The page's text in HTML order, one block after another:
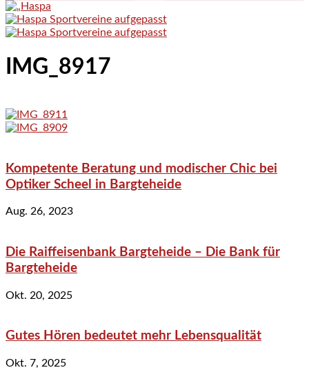
IMG_8917
Kompetente Beratung und modischer Chic bei
Optiker Scheel in Bargteheide
Aug. 26, 2023
Die Raiffeisenbank Bargteheide – Die Bank für
Bargteheide
Okt. 20, 2025
Gutes Hören bedeutet mehr Lebensqualität
Okt. 7, 2025